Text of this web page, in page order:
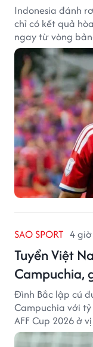
Indonesia đánh
chỉ có kết quả
ngay từ vòng
SAO SPORT 4
Tuyển Việt
Campuchia,
Đình Bắc lập cú
Campuchia với
AFF Cup 2026 ở